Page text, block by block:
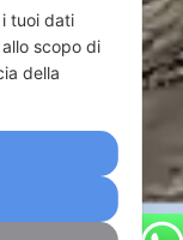
tuoi dati
scopo di
della